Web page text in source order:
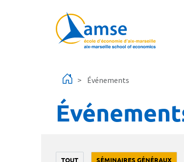
Événements
TOUT SÉMINAIRES GÉNÉRAUX